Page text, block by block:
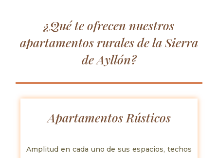
¿Qué te ofrecen nuestros
apartamentos rurales de la Sierra
de Ayllón?
Apartamentos Rústicos
Amplitud en cada uno de sus espacios, techos